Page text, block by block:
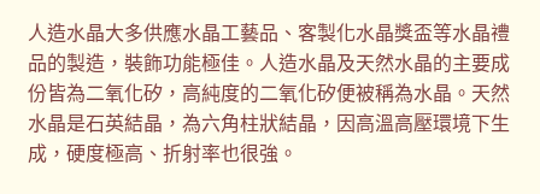
人造水晶大多供應水晶工藝品、客製化水晶獎盃等水晶禮
品的製造，裝飾功能極佳。人造水晶及天然水晶的主要成
份皆為二氧化矽，高純度的二氧化矽便被稱為水晶。天然
水晶是石英結晶，為六角柱狀結晶，因高溫高壓環境下生
成，硬度極高、折射率也很強。